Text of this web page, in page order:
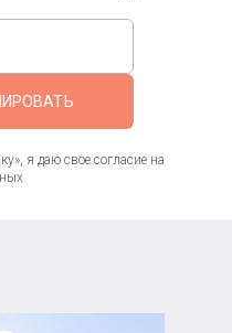
я даю свое согласие на